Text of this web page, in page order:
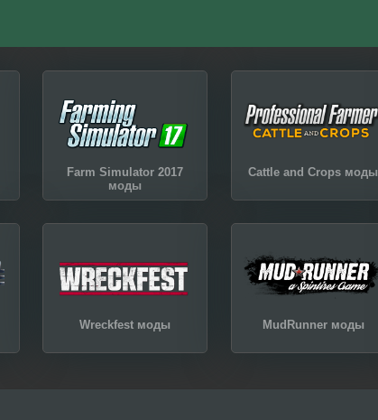
Farm Simulator 2017
моды
Cattle and Crops моды
Wreckfest моды MudRunner моды